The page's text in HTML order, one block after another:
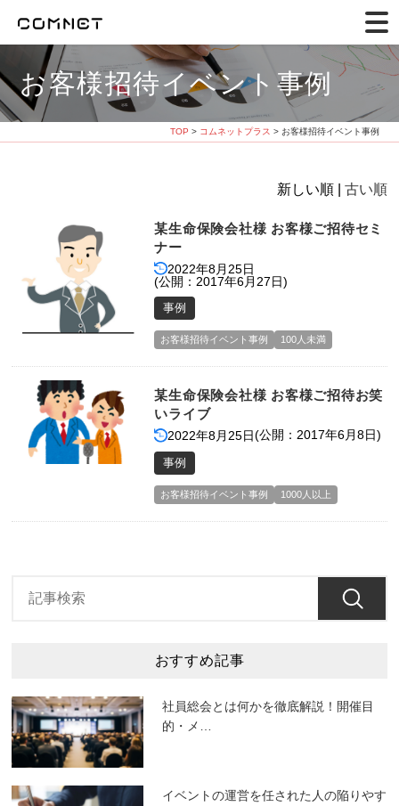
お客様招待イベント事例
TOP > コムネットプラス > お客様招待イベント事例
新しい順 | 古い順
某生命保険会社様 お客様ご招待セミ
ナー
2022年8月25日
(公開：2017年6月27日)
事例
お客様招待イベント事例 100人未満
某生命保険会社様 お客様ご招待お笑
いライブ
2022年8月25日(公開：2017年6月8日)
事例
お客様招待イベント事例 1000人以上
おすすめ記事
社員総会とは何かを徹底解説！開催目
的・メ
イベントの運営を任された人の陥りやす